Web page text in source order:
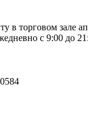
в торговом зале
с 9:00 до